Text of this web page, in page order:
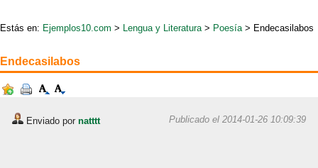
Estás en: Ejemplos10.com > Lengua y Literatura> Poesía> Endecasilabos
Endecasilabos
Enviado por natttt Publicado el 2014-01-26 10:09:39